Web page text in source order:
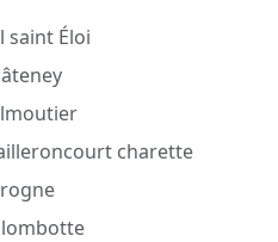
saint Éloi
charette